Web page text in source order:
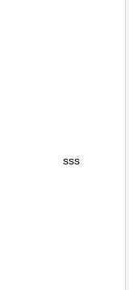
sss